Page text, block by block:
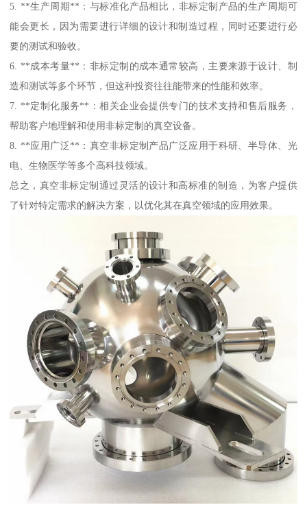
5. **生产周期**：与标准化产品相比，非标定制产品的生产周期可
能会更长，因为需要进行详细的设计和制造过程，同时还要进行必
要的测试和验收。
6. **成本考量**：非标定制的成本通常较高，主要来源于设计、制
造和测试等多个环节，但这种投资往往能带来的性能和效率。
7. **定制化服务**：相关企业会提供专门的技术支持和售后服务，
帮助客户地理解和使用非标定制的真空设备。
8. **应用广泛**：真空非标定制产品广泛应用于科研、半导体、光
电、生物医学等多个高科技领域。
总之，真空非标定制通过灵活的设计和高标准的制造，为客户提供
了针对特定需求的解决方案，以优化其在真空领域的应用效果。